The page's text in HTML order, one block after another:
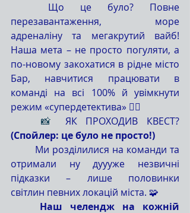
перезавантаження, море
адреналіну та мегакрутий вайб!
Наша мета – не просто погуляти, а
по-новому закохатися в рідне місто
Бар, навчитися працювати в
команді на всі 100% й увімкнути
режим «супердетектива» 🕵️‍♂️
📸
(Спойлер: це було не просто!)
отримали ну дуууже незвичні
підказки – лише половинки
світлин певних локацій міста. 🧩